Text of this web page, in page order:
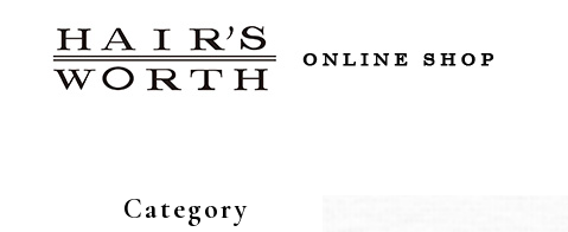
Category